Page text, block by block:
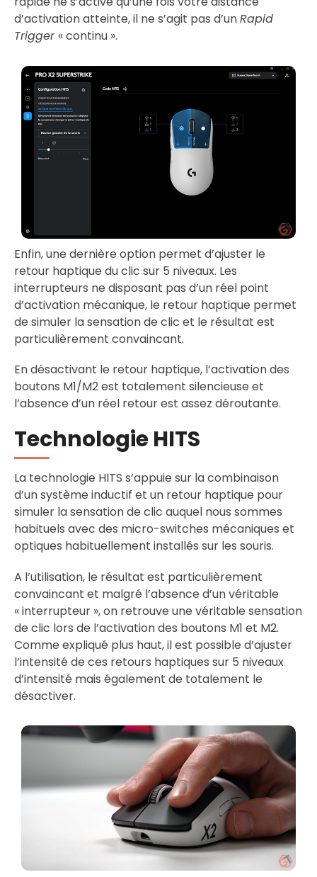
d’activation atteinte, il ne s’agit pas d’unRapid
Trigger « continu ».
Enfin, une dernière option permet d’ajuster le
retour haptique du clic sur 5 niveaux. Les
interrupteurs ne disposant pas d’un réel point
d’activation mécanique, le retour haptique permet
de simuler la sensation de clic et le résultat est
particulièrement convaincant.
En désactivant le retour haptique, l’activation des
boutons M1/M2 est totalement silencieuse et
l’absence d’un réel retour est assez déroutante.
Technologie HITS
La technologie HITS s’appuie sur la combinaison
d’un système inductif et un retour haptique pour
simuler la sensation de clic auquel nous sommes
habituels avec des micro-switches mécaniques et
optiques habituellement installés sur les souris.
A l’utilisation, le résultat est particulièrement
convaincant et malgré l’absence d’un véritable
« interrupteur », on retrouve une véritable sensation
de clic lors de l’activation des boutons M1 et M2.
Comme expliqué plus haut, il est possible d’ajuster
l’intensité de ces retours haptiques sur 5 niveaux
d’intensité mais également de totalement le
désactiver.